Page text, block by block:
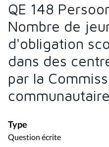
QE 148
Nombre de
d'obligation
dans des
par la
Type
Question écrite